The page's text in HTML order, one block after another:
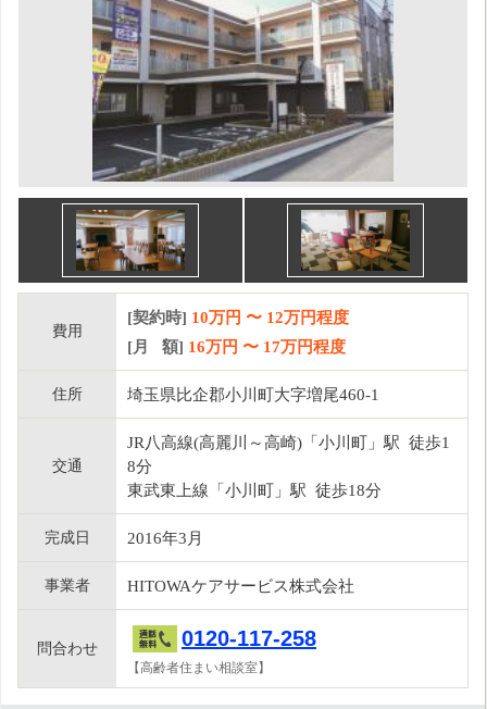
費用
[契約時] 10万円 〜 12万円程度
[月 額] 16万円 〜 17万円程度
住所 埼玉県比企郡小川町大字増尾460-1
交通
JR八高線(高麗川～高崎)「小川町」駅 徒歩1
8分
東武東上線「小川町」駅 徒歩18分
完成日 2016年3月
事業者 HITOWAケアサービス株式会社
問合わせ 0120-117-258
【高齢者住まい相談室】